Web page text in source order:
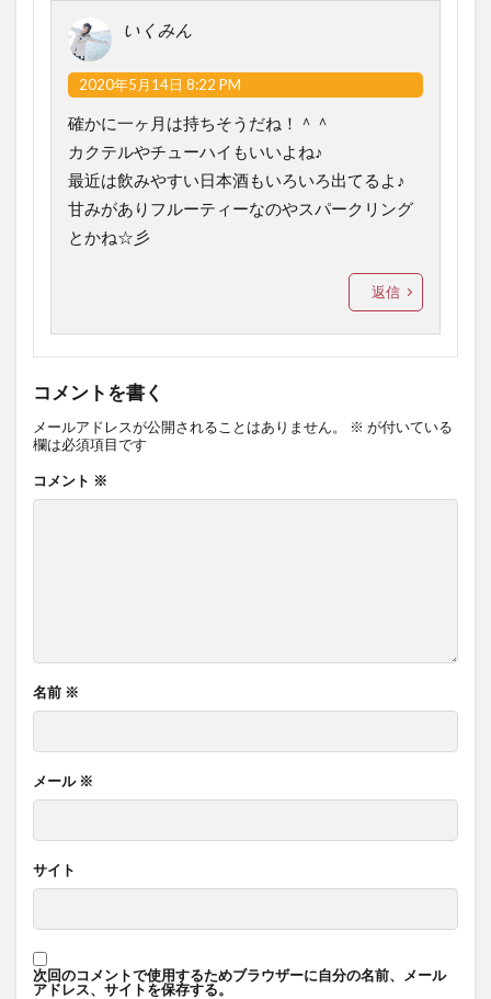
いくみん
2020年5月14日 8:22 PM
確かに一ヶ月は持ちそうだね！＾＾
カクテルやチューハイもいいよね♪
最近は飲みやすい日本酒もいろいろ出てるよ♪
甘みがありフルーティーなのやスパークリング
とかね☆彡
返信
コメントを書く
メールアドレスが公開されることはありません。 ※ が付いている
欄は必須項目です
コメント ※
名前 ※
メール ※
サイト
次回のコメントで使用するためブラウザーに自分の名前、メール
アドレス、サイトを保存する。